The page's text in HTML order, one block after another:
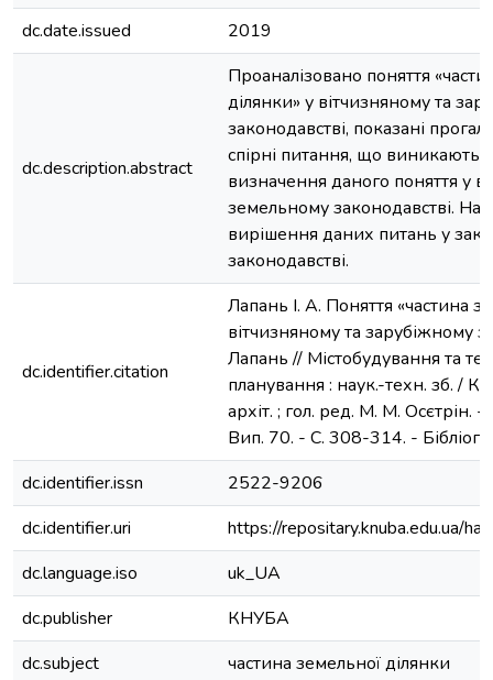
dc.date.issued
2019
dc.description.abstract
Проаналізовано поняття
ділянки» у вітчизняному та
законодавстві, показані
спірні питання, що виникають
визначення даного поняття у
земельному законодавстві.
вирішення даних питань у
законодавстві.
dc.identifier.citation
Лапань І. А. Поняття «частина
вітчизняному та зарубіжному
Лапань // Містобудування та
планування : наук.-техн. зб. /
архіт. ; гол. ред. М. М.
Вип. 70. - С. 308-314. -
dc.identifier.issn
2522-9206
dc.identifier.uri
https://repositary.knuba.edu.ua/
dc.language.iso
uk_UA
dc.publisher
КНУБА
dc.subject
частина земельної ділянки